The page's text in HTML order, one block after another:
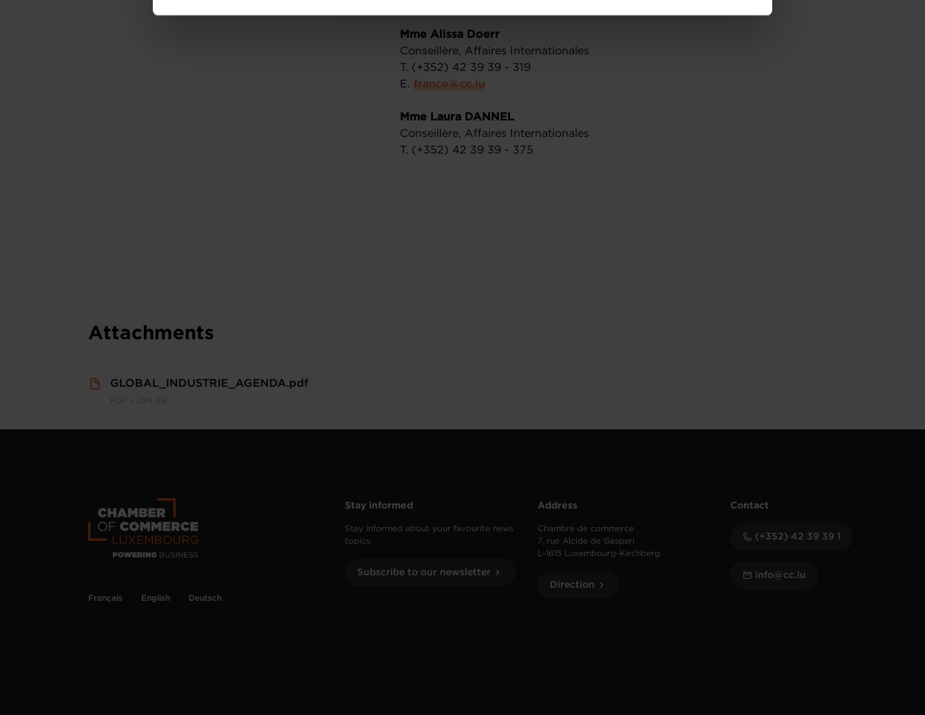
Mme Alissa Doerr
Conseillère, Affaires Internationales
T. (+352) 42 39 39 - 319
E. france@cc.lu
Mme Laura DANNEL
Conseillère, Affaires Internationales
T. (+352) 42 39 39 - 375
Attachments
GLOBAL_INDUSTRIE_AGENDA.pdf
Français English Deutsch
Stay informed
Stay informed about your favourite news
topics.
Subscribe to our newsletter
Address
Chambre de commerce
7, rue Alcide de Gasperi
L-1615 Luxembourg-Kirchberg
Direction
Contact
(+352) 42 39 39 1
info@cc.lu